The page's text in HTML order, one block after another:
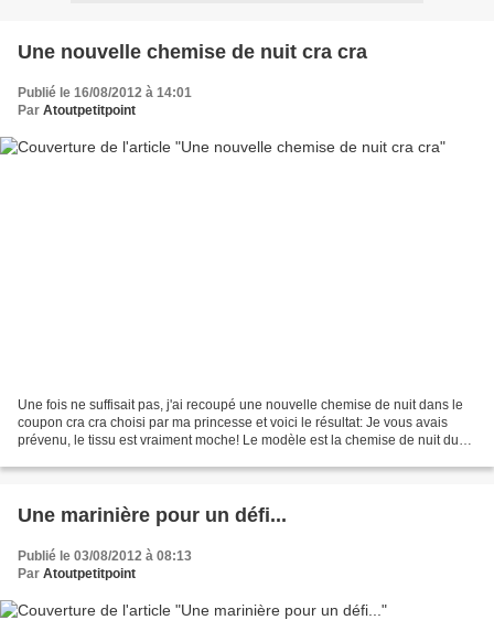
Une nouvelle chemise de nuit cra cra
Publié le 16/08/2012 à 14:01
Par Atoutpetitpoint
Une fois ne suffisait pas, j'ai recoupé une nouvelle chemise de nuit dans le
coupon cra cra choisi par ma princesse et voici le résultat: Je vous avais
prévenu, le tissu est vraiment moche! Le modèle est la chemise de nuit du
Une marinière pour un défi...
Publié le 03/08/2012 à 08:13
Par Atoutpetitpoint